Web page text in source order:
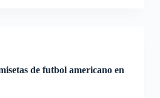
de futbol americano en